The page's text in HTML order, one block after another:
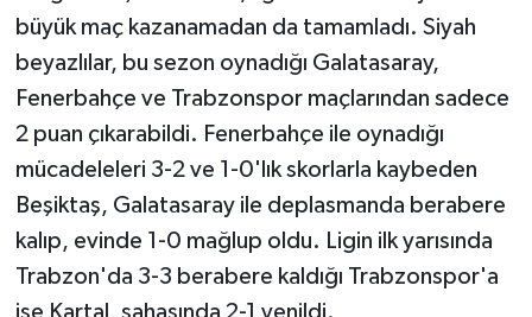
büyük maç kazanamadan da tamamladı. Siyah
beyazlılar, bu sezon oynadığı Galatasaray,
Fenerbahçe ve Trabzonspor maçlarından sadece
2 puan çıkarabildi. Fenerbahçe ile oynadığı
mücadeleleri 3-2 ve 1-0'lık skorlarla kaybeden
Beşiktaş, Galatasaray ile deplasmanda berabere
kalıp, evinde 1-0 mağlup oldu. Ligin ilk yarısında
Trabzon'da 3-3 berabere kaldığı Trabzonspor'a
ise Kartal, sahasında 2-1 yenildi.